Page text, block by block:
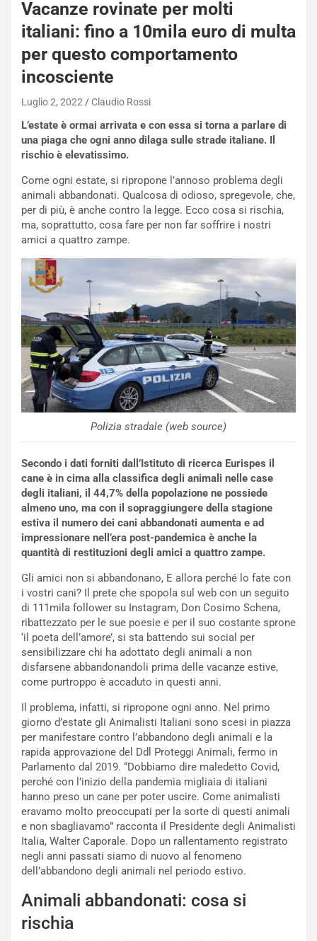
Vacanze rovinate per molti
italiani: fino a 10mila euro di multa
per questo comportamento
incosciente
Luglio 2, 2022 Claudio Rossi
L’estate è ormai arrivata e con essa si torna a parlare di
una piaga che ogni anno dilaga sulle strade italiane. Il
rischio è elevatissimo.
Come ogni estate, si ripropone l’annoso problema degli
animali abbandonati. Qualcosa di odioso, spregevole, che,
per di più, è anche contro la legge. Ecco cosa si rischia,
ma, soprattutto, cosa fare per non far soffrire i nostri
amici a quattro zampe.
Polizia stradale (web source)
Secondo i dati forniti dall’Istituto di ricerca Eurispes il
cane è in cima alla classifica degli animali nelle case
degli italiani, il 44,7% della popolazione ne possiede
almeno uno, ma con il sopraggiungere della stagione
estiva il numero dei cani abbandonati aumenta e ad
impressionare nell’era post-pandemica è anche la
quantità di restituzioni degli amici a quattro zampe.
Gli amici non si abbandonano, E allora perché lo fate con
i vostri cani? Il prete che spopola sul web con un seguito
di 111mila follower su Instagram, Don Cosimo Schena,
ribattezzato per le sue poesie e per il suo costante sprone
‘il poeta dell’amore’, si sta battendo sui social per
sensibilizzare chi ha adottato degli animali a non
disfarsene abbandonandoli prima delle vacanze estive,
come purtroppo è accaduto in questi anni.
Il problema, infatti, si ripropone ogni anno. Nel primo
giorno d’estate gli Animalisti Italiani sono scesi in piazza
per manifestare contro l’abbandono degli animali e la
rapida approvazione del Ddl Proteggi Animali, fermo in
Parlamento dal 2019. “Dobbiamo dire maledetto Covid,
perché con l’inizio della pandemia migliaia di italiani
hanno preso un cane per poter uscire. Come animalisti
eravamo molto preoccupati per la sorte di questi animali
e non sbagliavamo” racconta il Presidente degli Animalisti
Italia, Walter Caporale. Dopo un rallentamento registrato
negli anni passati siamo di nuovo al fenomeno
dell’abbandono degli animali nel periodo estivo.
Animali abbandonati: cosa si
rischia
NOTIZIE
s
s
a
n
Q
a
s
h
q
P
O
W
E
R
S
a
s
c
e
u
n
u
o
v
o
R
e
c
o
d
M
o
n
d
a
e
a
NOTIZIE
C
o
n
e
m
o
O
a
o
d
a